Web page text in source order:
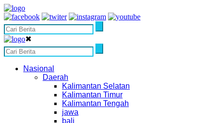
✖
Nasional
Daerah
Kalimantan Selatan
Kalimantan Timur
Kalimantan Tengah
jawa
bali